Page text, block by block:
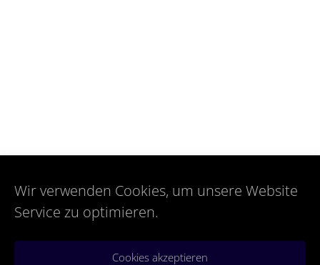
Wir verwenden Cookies, um unsere Website
Service zu optimieren.
Cookies akzeptieren